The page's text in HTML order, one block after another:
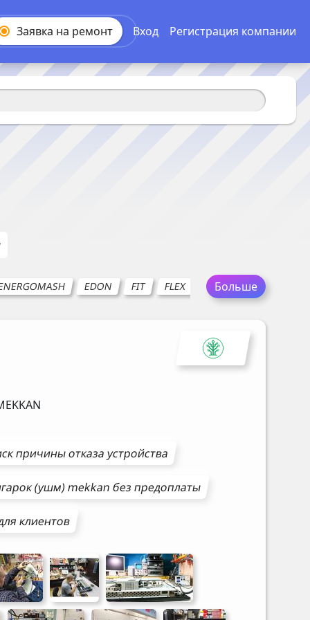
Заявка на ремонт Вход Регистрация компании
EDON FIT FLEX FELISATTI
Больше
причины отказа устройства
(ушм)mekkanбез предоплаты
клиентов